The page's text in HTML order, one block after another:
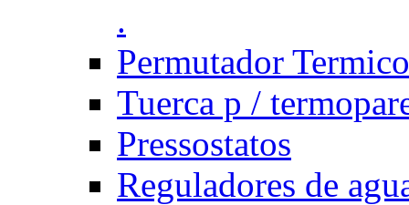
.
Permutador Termico
Tuerca p /
Pressostatos
Reguladores de